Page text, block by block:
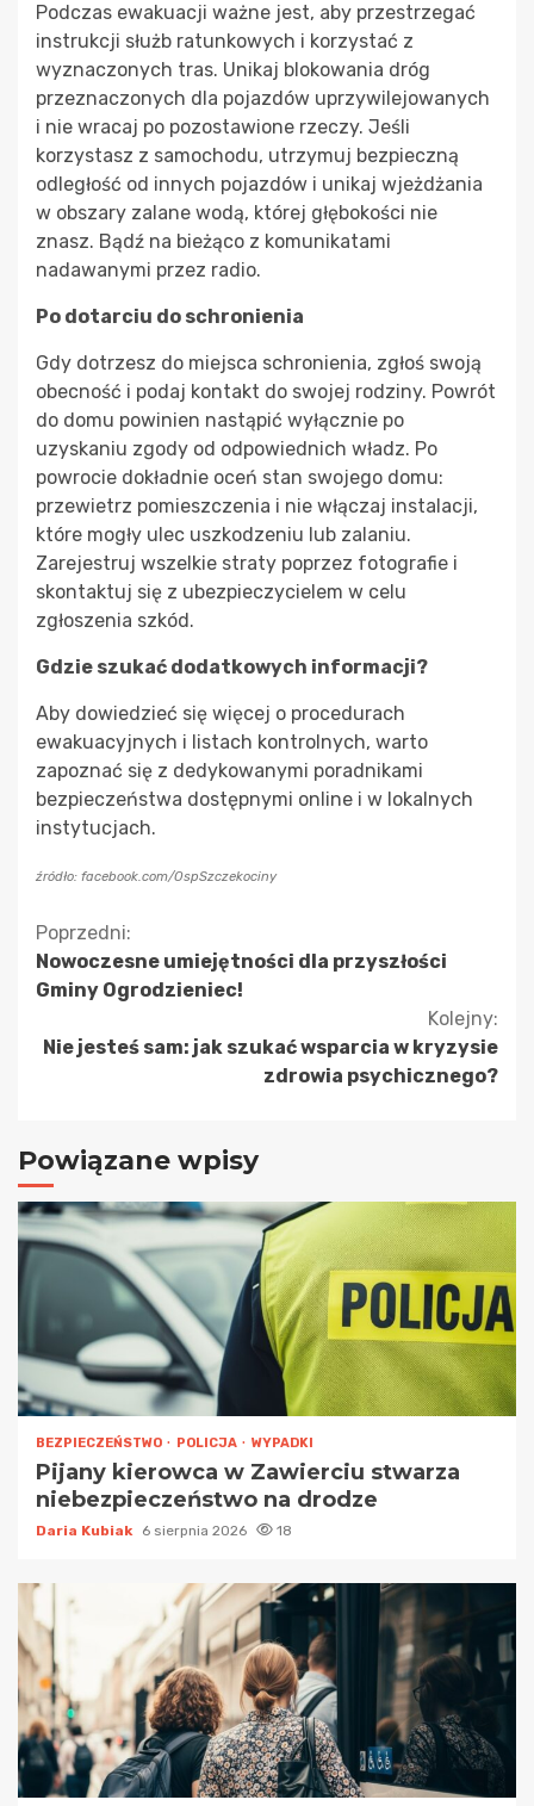
Podczas ewakuacji ważne jest, aby przestrzegać
instrukcji służb ratunkowych i korzystać z
wyznaczonych tras. Unikaj blokowania dróg
przeznaczonych dla pojazdów uprzywilejowanych
i nie wracaj po pozostawione rzeczy. Jeśli
korzystasz z samochodu, utrzymuj bezpieczną
odległość od innych pojazdów i unikaj wjeżdżania
w obszary zalane wodą, której głębokości nie
znasz. Bądź na bieżąco z komunikatami
nadawanymi przez radio.
Po dotarciu do schronienia
Gdy dotrzesz do miejsca schronienia, zgłoś swoją
obecność i podaj kontakt do swojej rodziny. Powrót
do domu powinien nastąpić wyłącznie po
uzyskaniu zgody od odpowiednich władz. Po
powrocie dokładnie oceń stan swojego domu:
przewietrz pomieszczenia i nie włączaj instalacji,
które mogły ulec uszkodzeniu lub zalaniu.
Zarejestruj wszelkie straty poprzez fotografie i
skontaktuj się z ubezpieczycielem w celu
zgłoszenia szkód.
Gdzie szukać dodatkowych informacji?
Aby dowiedzieć się więcej o procedurach
ewakuacyjnych i listach kontrolnych, warto
zapoznać się z dedykowanymi poradnikami
bezpieczeństwa dostępnymi online i w lokalnych
instytucjach.
źródło: facebook.com/OspSzczekociny
Kontynuuj
czytanie
Poprzedni:
Nowoczesne umiejętności dla przyszłości
Gminy Ogrodzieniec!
Kolejny:
Nie jesteś sam: jak szukać wsparcia w kryzysie
zdrowia psychicznego?
Powiązane wpisy
BEZPIECZEŃSTWO POLICJA WYPADKI
Pijany kierowca w Zawierciu stwarza
niebezpieczeństwo na drodze
Daria Kubiak 6 sierpnia 2026 18